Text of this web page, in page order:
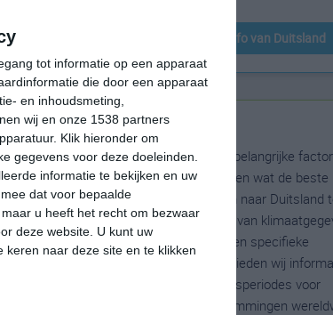
tot informatie op een apparaat
die door een apparaat
en inhoudsmeting,
wij en onze 1538 partners
Klik hieronder om
gegevens voor deze doeleinden.
informatie te bekijken en uw
dat voor bepaalde
u heeft het recht om bezwaar
deze website. U kunt uw
naar deze site en te klikken
15°C
06:00
06:00
O 1
klimaatinfo van Duitsland
Beste reistijd
Het weer is een belangrijke
reizen. Wil je weten wat de beste
maanden zijn om naar Duitsland
reizen? Op basis van
weersextremen en specifieke
weerinformatie bieden wij
over de beste reisperiodes voor
duizenden bestemmingen